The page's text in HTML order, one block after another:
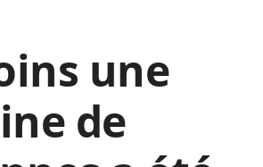
une
de